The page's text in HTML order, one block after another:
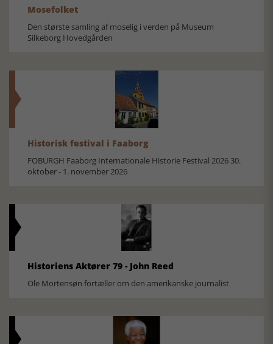
Mosefolket
Den største samling af moselig i verden på Museum
Silkeborg Hovedgården
Historisk festival i Faaborg
FOBURGH Faaborg Internationale Historie Festival 2026 30.
oktober - 1. november 2026
Historiens Aktører 79 - John Reed
Ole Mortensøn fortæller om den amerikanske journalist